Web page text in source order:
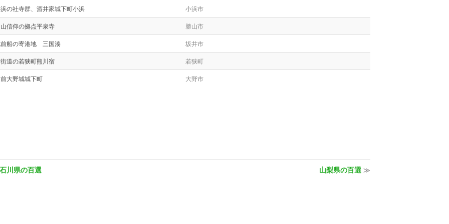
の社寺群、酒井家城下町小浜 小浜市
信仰の拠点平泉寺 勝山市
船の寄港地 三国湊 坂井市
道の若狭町熊川宿 若狭町
大野城城下町 大野市
川県の百選 山梨県の百選≫